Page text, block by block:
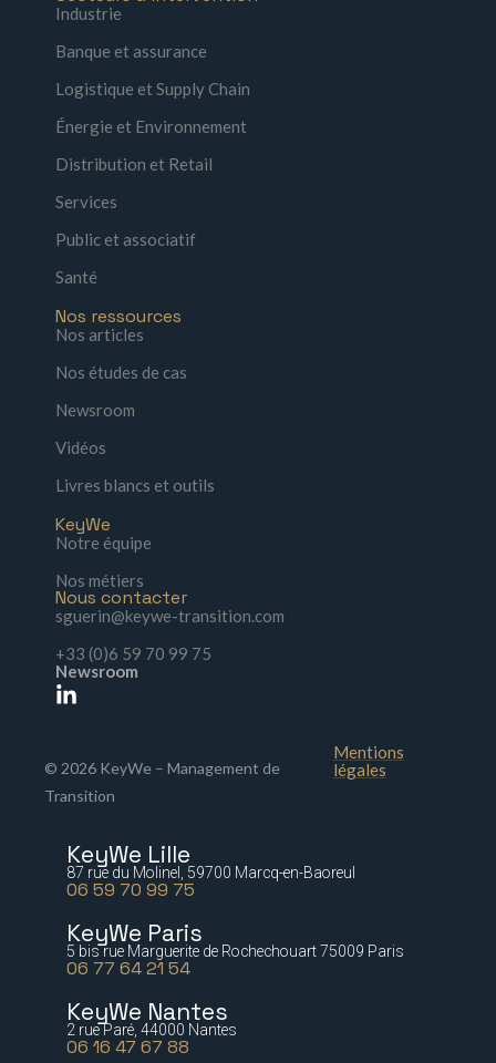
Industrie
Banque et assurance
Logistique et Supply Chain
Énergie et Environnement
Distribution et Retail
Services
Public et associatif
Santé
Nos ressources
Nos articles
Nos études de cas
Newsroom
Vidéos
Livres blancs et outils
KeyWe
Notre équipe
Nos métiers
Nous contacter
sguerin@keywe-transition.com
+33 (0)6 59 70 99 75
Newsroom
© 2026 KeyWe – Management de
Transition
Mentions
légales
KeyWe Lille
87 rue du Molinel, 59700 Marcq-en-Baoreul
06 59 70 99 75
KeyWe Paris
5 bis rue Marguerite de Rochechouart 75009 Paris
06 77 64 21 54
KeyWe Nantes
2 rue Paré, 44000 Nantes
06 16 47 67 88